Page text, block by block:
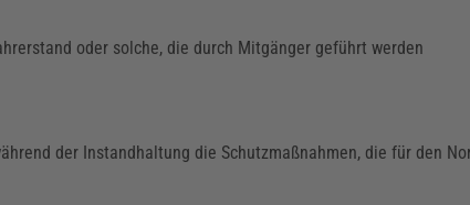
oder solche, die durch Mitgänger geführt werden
der Instandhaltung die Schutzmaßnahmen, die für den